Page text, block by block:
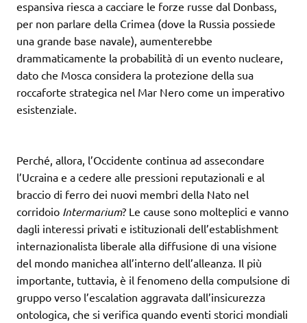
espansiva riesca a cacciare le forze russe dal Donbass,
per non parlare della Crimea (dove la Russia possiede
una grande base navale), aumenterebbe
drammaticamente la probabilità di un evento nucleare,
dato che Mosca considera la protezione della sua
roccaforte strategica nel Mar Nero come un imperativo
esistenziale.
Perché, allora, l’Occidente continua ad assecondare
l’Ucraina e a cedere alle pressioni reputazionali e al
braccio di ferro dei nuovi membri della Nato nel
corridoio Intermarium? Le cause sono molteplici e vanno
dagli interessi privati e istituzionali dell’establishment
internazionalista liberale alla diffusione di una visione
del mondo manichea all’interno dell’alleanza. Il più
importante, tuttavia, è il fenomeno della compulsione di
gruppo verso l’escalation aggravata dall’insicurezza
ontologica, che si verifica quando eventi storici mondiali